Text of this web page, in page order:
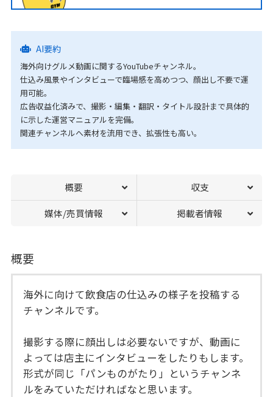
AI要約
海外向けグルメ動画に関するYouTubeチャンネル。
仕込み風景やインタビューで臨場感を高めつつ、顔出し不要で運
用可能。
広告収益化済みで、撮影・編集・翻訳・タイトル設計まで具体的
に示した運営マニュアルを完備。
関連チャンネルへ素材を流用でき、拡張性も高い。
概要 収支
媒体/売買情報 掲載者情報
概要
海外に向けて飲食店の仕込みの様子を投稿する
チャンネルです。
撮影する際に顔出しは必要ないですが、動画に
よっては店主にインタビューをしたりもします。
形式が同じ「パンものがたり」というチャンネ
ルをみていただければなと思います。